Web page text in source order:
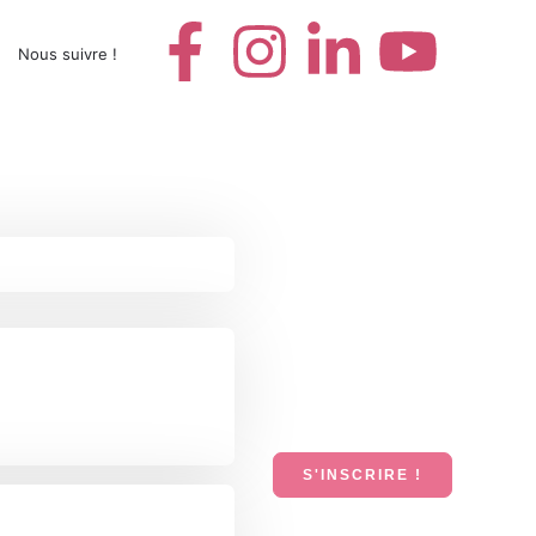
Nous suivre !
S'INSCRIRE !